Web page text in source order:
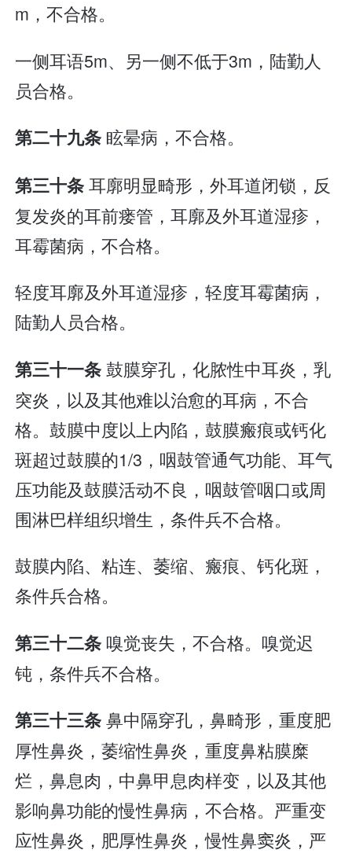
m，不合格。
一侧耳语5m、另一侧不低于3m，陆勤人
员合格。
第二十九条 眩晕病，不合格。
第三十条耳廓明显畸形，外耳道闭锁，反
复发炎的耳前瘘管，耳廓及外耳道湿疹，
耳霉菌病，不合格。
轻度耳廓及外耳道湿疹，轻度耳霉菌病，
陆勤人员合格。
第三十一条鼓膜穿孔，化脓性中耳炎，乳
突炎，以及其他难以治愈的耳病，不合
格。鼓膜中度以上内陷，鼓膜瘢痕或钙化
斑超过鼓膜的1/3，咽鼓管通气功能、耳气
压功能及鼓膜活动不良，咽鼓管咽口或周
围淋巴样组织增生，条件兵不合格。
鼓膜内陷、粘连、萎缩、瘢痕、钙化斑，
条件兵合格。
第三十二条 嗅觉丧失，不合格。嗅觉迟
钝，条件兵不合格。
第三十三条鼻中隔穿孔，鼻畸形，重度肥
厚性鼻炎，萎缩性鼻炎，重度鼻粘膜糜
烂，鼻息肉，中鼻甲息肉样变，以及其他
影响鼻功能的慢性鼻病，不合格。严重变
应性鼻炎，肥厚性鼻炎，慢性鼻窦炎，严